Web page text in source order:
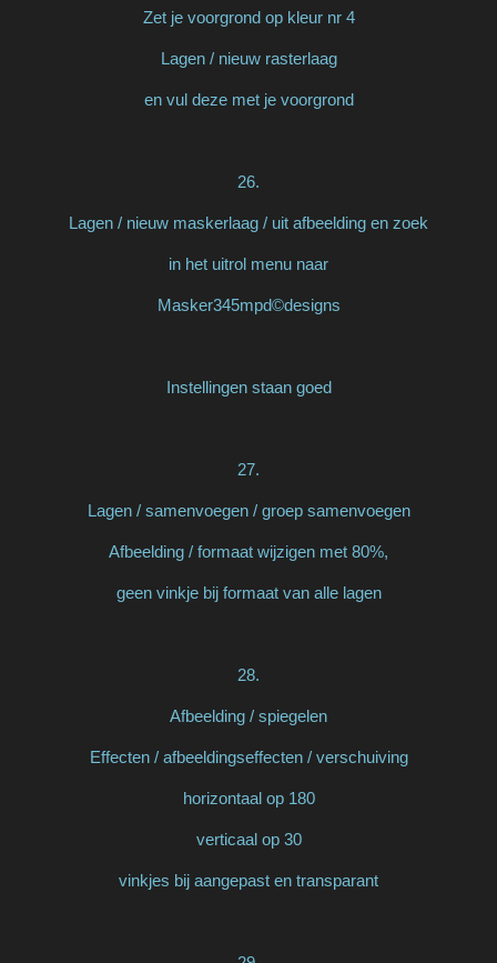
Zet je voorgrond op kleur nr 4
Lagen / nieuw rasterlaag
en vul deze met je voorgrond
26.
Lagen / nieuw maskerlaag / uit afbeelding en zoek
in het uitrol menu naar
Masker345mpd©designs
Instellingen staan goed
27.
Lagen / samenvoegen / groep samenvoegen
Afbeelding / formaat wijzigen met 80%,
geen vinkje bij formaat van alle lagen
28.
Afbeelding / spiegelen
Effecten / afbeeldingseffecten / verschuiving
horizontaal op 180
verticaal op 30
vinkjes bij aangepast en transparant